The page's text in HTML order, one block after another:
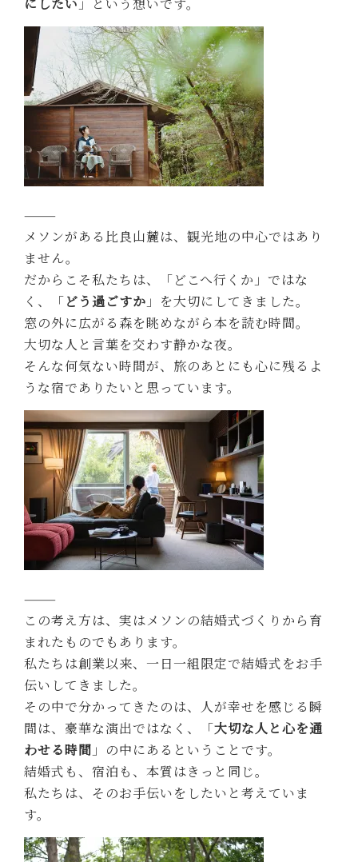
⸻
メソンがある比良山麓は、観光地の中心ではあり
ません。
だからこそ私たちは、「どこへ行くか」ではな
く、「どう過ごすか 」を大切にしてきました。
窓の外に広がる森を眺めながら本を読む時間。
大切な人と言葉を交わす静かな夜。
そんな何気ない時間が、旅のあとにも心に残るよ
うな宿でありたいと思っています。
⸻
この考え方は、実はメソンの結婚式づくりから育
まれたものでもあります。
私たちは創業以来、一日一組限定で結婚式をお手
伝いしてきました。
その中で分かってきたのは、人が幸せを感じる瞬
間は、豪華な演出ではなく、「大切な人と心を通
わせる時間 」の中にあるということです。
結婚式も、宿泊も、本質はきっと同じ。
私たちは、そのお手伝いをしたいと考えていま
す。